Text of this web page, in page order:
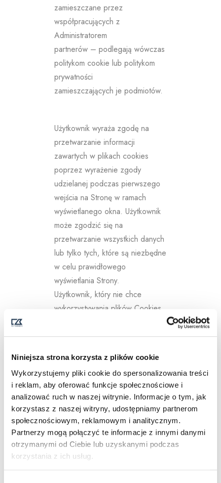
Niniejsza strona korzysta z plików cookie
Wykorzystujemy pliki cookie do spersonalizowania treści
i reklam, aby oferować funkcje społecznościowe i
analizować ruch w naszej witrynie. Informacje o tym, jak
korzystasz z naszej witryny, udostępniamy partnerom
społecznościowym, reklamowym i analitycznym.
Partnerzy mogą połączyć te informacje z innymi danymi
otrzymanymi od Ciebie lub uzyskanymi podczas
korzystania z ich usług.
zamieszczane przez
współpracujących z
Administratorem
partnerów – podlegają wówczas
politykom cookie lub politykom
prywatności
zamieszczających je podmiotów.
Użytkownik wyraża zgodę na
przetwarzanie informacji
zawartych w plikach cookies
poprzez wyrażenie zgody
udzielanej podczas pierwszego
wejścia na Stronę w ramach
wyświetlanego okna. Użytkownik
może zgodzić się na
przetwarzanie wszystkich danych
lub tylko tych, które są niezbędne
w celu prawidłowego
wyświetlania Strony.
Użytkownik, który nie chce
wykorzystywania plików Cookies
w każdej chwili może usunąć je
szczegółową instrukcją
postępowania należy odwiedzić
stronę internetową producenta
używanej przeglądarki
internetowej.
W przypadku stosowania Google